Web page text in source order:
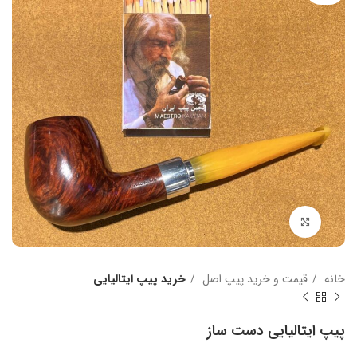
بزرگنمایی تصویر
خانه قیمت و خرید پیپ اصل خرید پیپ ایتالیایی
پیپ ایتالیایی دست ساز